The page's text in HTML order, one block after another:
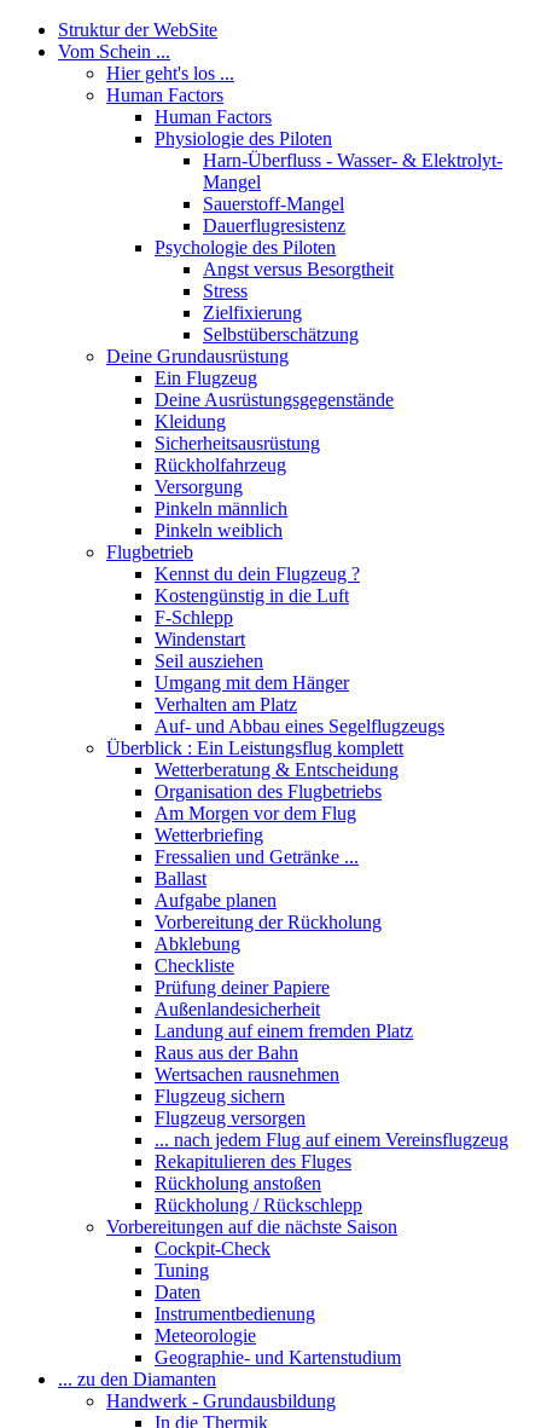
Struktur der WebSite
Vom Schein ...
Hier geht's los ...
Human Factors
Human Factors
Physiologie des Piloten
Harn-Überfluss - Wasser- & Elektrolyt-
Mangel
Sauerstoff-Mangel
Dauerflugresistenz
Psychologie des Piloten
Angst versus Besorgtheit
Stress
Zielfixierung
Selbstüberschätzung
Deine Grundausrüstung
Ein Flugzeug
Deine Ausrüstungsgegenstände
Kleidung
Sicherheitsausrüstung
Rückholfahrzeug
Versorgung
Pinkeln männlich
Pinkeln weiblich
Flugbetrieb
Kennst du dein Flugzeug ?
Kostengünstig in die Luft
F-Schlepp
Windenstart
Seil ausziehen
Umgang mit dem Hänger
Verhalten am Platz
Auf- und Abbau eines Segelflugzeugs
Überblick : Ein Leistungsflug komplett
Wetterberatung & Entscheidung
Organisation des Flugbetriebs
Am Morgen vor dem Flug
Wetterbriefing
Fressalien und Getränke ...
Ballast
Aufgabe planen
Vorbereitung der Rückholung
Abklebung
Checkliste
Prüfung deiner Papiere
Außenlandesicherheit
Landung auf einem fremden Platz
Raus aus der Bahn
Wertsachen rausnehmen
Flugzeug sichern
Flugzeug versorgen
... nach jedem Flug auf einem Vereinsflugzeug
Rekapitulieren des Fluges
Rückholung anstoßen
Rückholung / Rückschlepp
Vorbereitungen auf die nächste Saison
Cockpit-Check
Tuning
Daten
Instrumentbedienung
Meteorologie
Geographie- und Kartenstudium
... zu den Diamanten
Handwerk - Grundausbildung
In die Thermik